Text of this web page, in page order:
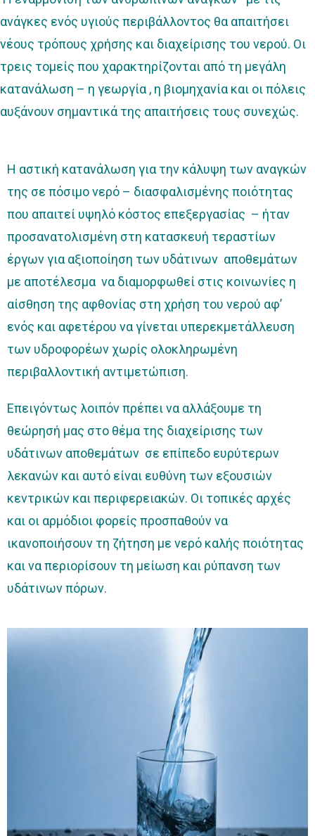
ανάγκες ενός υγιούς περιβάλλοντος θα απαιτήσει
νέους τρόπους χρήσης και διαχείρισης του νερού. Οι
τρεις τομείς που χαρακτηρίζονται από τη μεγάλη
κατανάλωση – η γεωργία , η βιομηχανία και οι πόλεις
αυξάνουν σημαντικά της απαιτήσεις τους συνεχώς.
Η αστική κατανάλωση για την κάλυψη των αναγκών
της σε πόσιμο νερό – διασφαλισμένης ποιότητας
που απαιτεί υψηλό κόστος επεξεργασίας – ήταν
προσανατολισμένη στη κατασκευή τεραστίων
έργων για αξιοποίηση των υδάτινων αποθεμάτων
με αποτέλεσμα να διαμορφωθεί στις κοινωνίες η
αίσθηση της αφθονίας στη χρήση του νερού αφ’
ενός και αφετέρου να γίνεται υπερεκμετάλλευση
των υδροφορέων χωρίς ολοκληρωμένη
περιβαλλοντική αντιμετώπιση.
Επειγόντως λοιπόν πρέπει να αλλάξουμε τη
θεώρησή μας στο θέμα της διαχείρισης των
υδάτινων αποθεμάτων σε επίπεδο ευρύτερων
λεκανών και αυτό είναι ευθύνη των εξουσιών
κεντρικών και περιφερειακών. Οι τοπικές αρχές
και οι αρμόδιοι φορείς προσπαθούν να
ικανοποιήσουν τη ζήτηση με νερό καλής ποιότητας
και να περιορίσουν τη μείωση και ρύπανση των
υδάτινων πόρων.